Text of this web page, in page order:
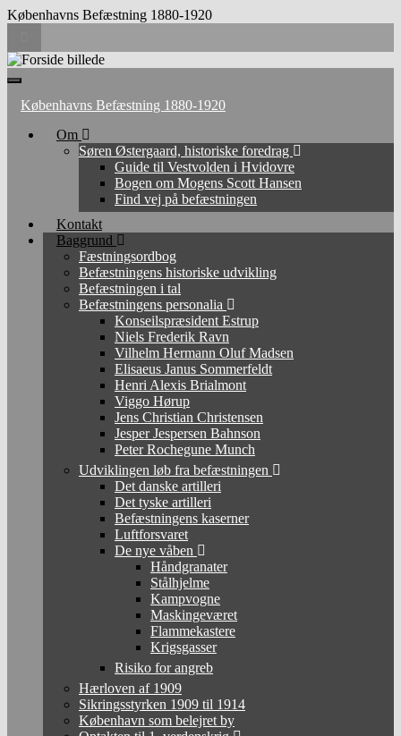
Københavns Befæstning 1880-1920
search
form
Search
for:Toggle
navigation
Københavns Befæstning 1880-1920
Om
Søren Østergaard, historiske foredrag
Guide til Vestvolden i Hvidovre
Bogen om Mogens Scott Hansen
Find vej på befæstningen
Kontakt
Baggrund
Fæstningsordbog
Befæstningens historiske udvikling
Befæstningen i tal
Befæstningens personalia
Konseilspræsident Estrup
Niels Frederik Ravn
Vilhelm Hermann Oluf Madsen
Elisaeus Janus Sommerfeldt
Henri Alexis Brialmont
Viggo Hørup
Jens Christian Christensen
Jesper Jespersen Bahnson
Peter Rochegune Munch
Udviklingen løb fra befæstningen
Det danske artilleri
Det tyske artilleri
Befæstningens kaserner
Luftforsvaret
De nye våben
Håndgranater
Stålhjelme
Kampvogne
Maskingeværet
Flammekastere
Krigsgasser
Risiko for angreb
Hærloven af 1909
Sikringsstyrken 1909 til 1914
København som belejret by